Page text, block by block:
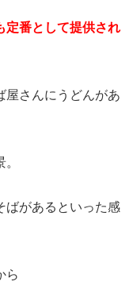
定番として提供され
屋さんにうどんがあ
ばがあるといった感
ら